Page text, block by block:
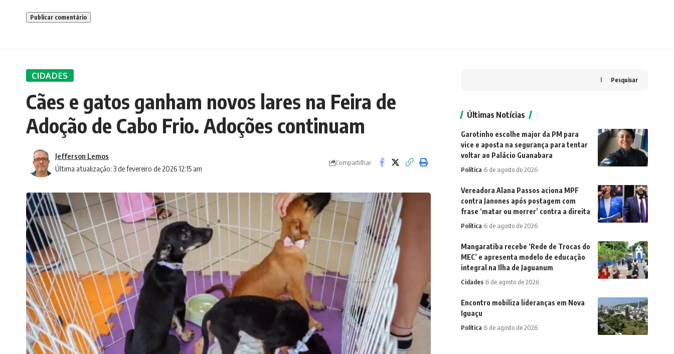
CIDADES
Cães e gatos ganham novos lares na Feira de
Adoção de Cabo Frio. Adoções continuam
Última atualização: 3 de fevereiro de 2026 12:15 am
Jefferson Lemos
Compartilhar
Pesquisar
Últimas Notícias
Garotinho escolhe major da PM para
vice e aposta na segurança para tentar
voltar ao Palácio Guanabara
Política 6 de agosto de 2026
Vereadora Alana Passos aciona MPF
contra Janones após postagem com
frase ‘matar ou morrer’ contra a direita
Política 6 de agosto de 2026
Mangaratiba recebe ‘Rede de Trocas do
MEC’ e apresenta modelo de educação
integral na Ilha de Jaguanum
Cidades 6 de agosto de 2026
Encontro mobiliza lideranças em Nova
Iguaçu
Política 6 de agosto de 2026